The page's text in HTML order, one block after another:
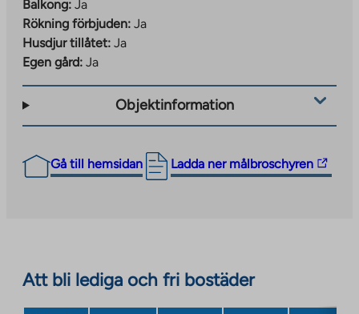
Balkong: Ja
Rökning förbjuden: Ja
Husdjur tillåtet: Ja
Egen gård: Ja
Objektinformation
Gå till hemsidan Ladda ner målbroschyren
The
link
external
Att bli lediga och fri bostäder